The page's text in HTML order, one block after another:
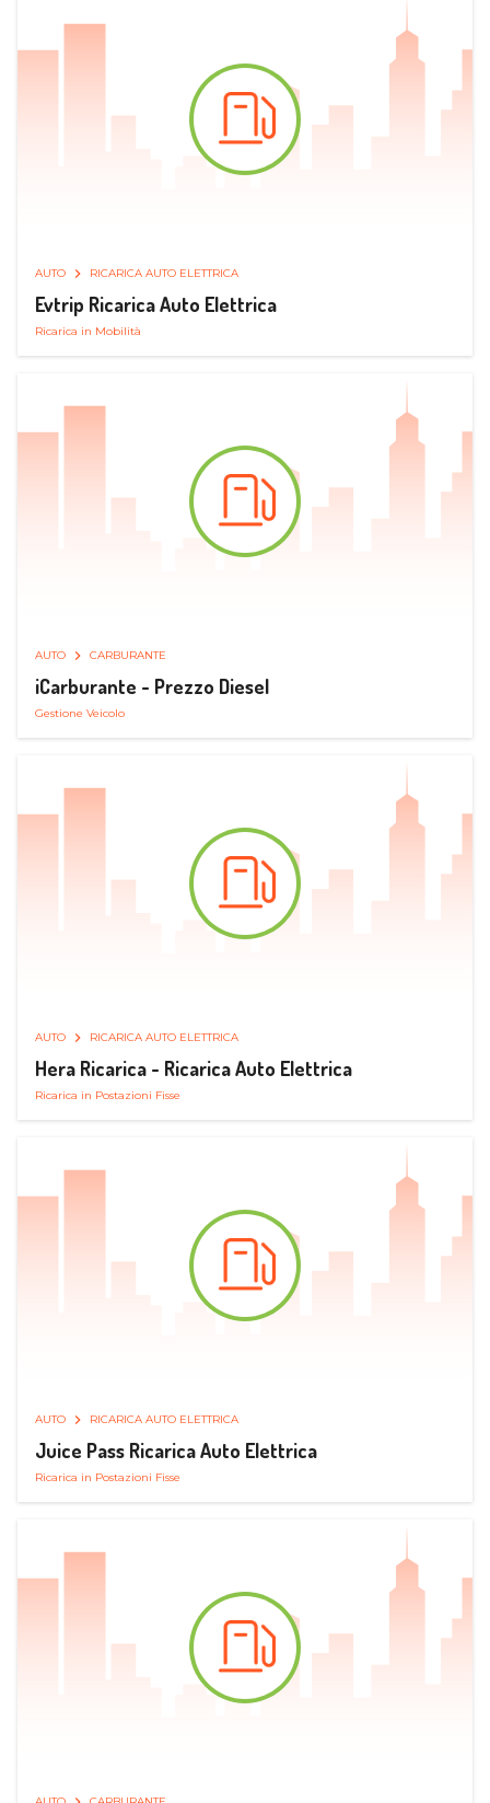
AUTO RICARICA AUTO ELETTRICA
Evtrip Ricarica Auto Elettrica
Ricarica in Mobilità
AUTO CARBURANTE
iCarburante - Prezzo Diesel
Gestione Veicolo
AUTO RICARICA AUTO ELETTRICA
Hera Ricarica - Ricarica Auto Elettrica
Ricarica in Postazioni Fisse
AUTO RICARICA AUTO ELETTRICA
Juice Pass Ricarica Auto Elettrica
Ricarica in Postazioni Fisse